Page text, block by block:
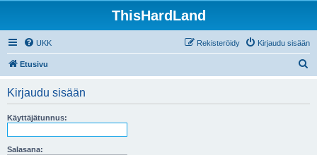
ThisHardLand
UKK Kirjaudu sisään
Rekisteröidy
Etusivu
Kirjaudu sisään
Käyttäjätunnus:
Salasana: